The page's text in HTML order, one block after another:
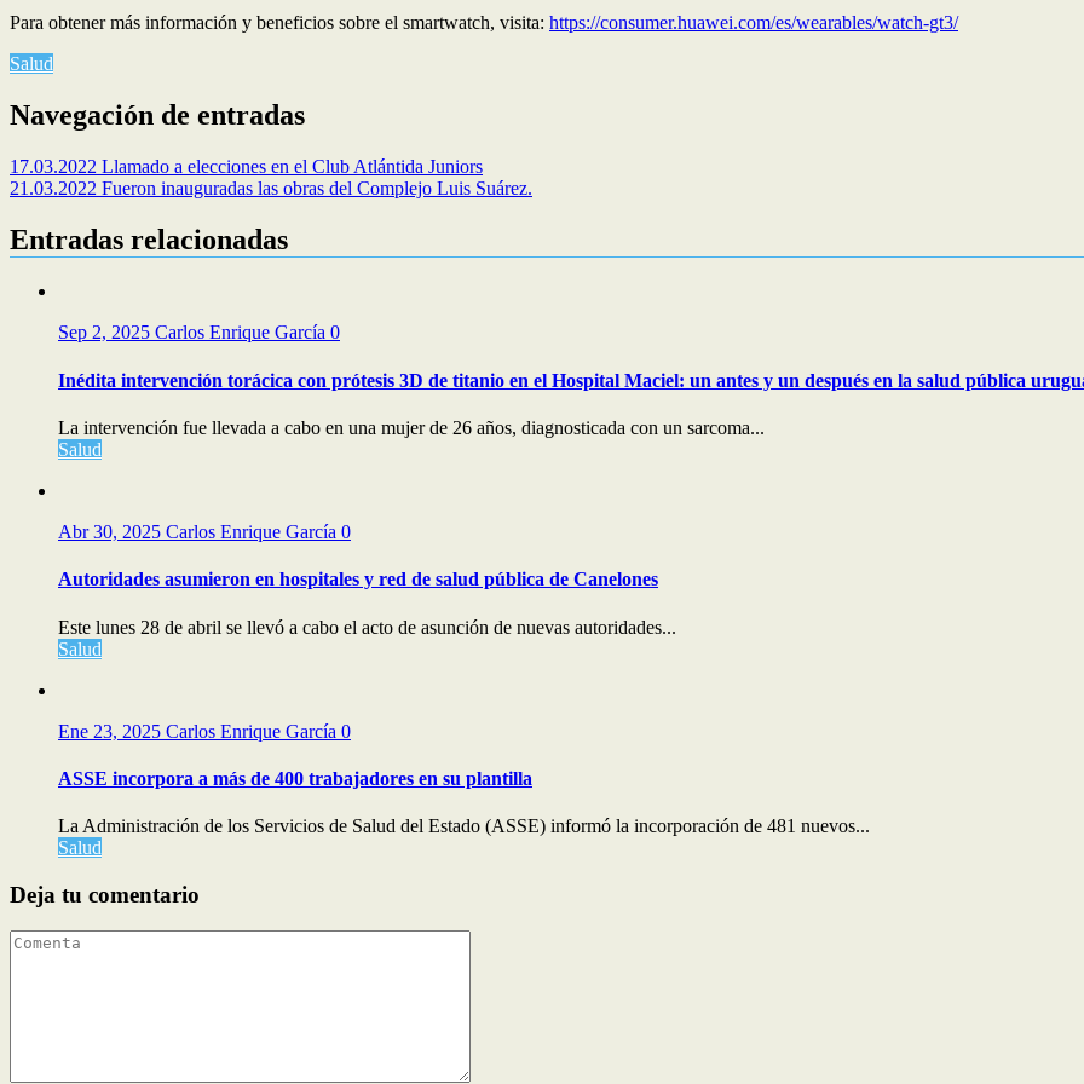
Para obtener más información y beneficios sobre el smartwatch, visita: https://consumer.huawei.com/es/wearables/watch-gt3/
Salud
Navegación de entradas
17.03.2022 Llamado a elecciones en el Club Atlántida Juniors
21.03.2022 Fueron inauguradas las obras del Complejo Luis Suárez.
Entradas relacionadas
Sep 2, 2025 Carlos Enrique García 0
Inédita intervención torácica con prótesis 3D de titanio en el Hospital Maciel: un antes y un después en la salud pública
La intervención fue llevada a cabo en una mujer de 26 años, diagnosticada con un sarcoma...
Salud
Abr 30, 2025 Carlos Enrique García 0
Autoridades asumieron en hospitales y red de salud pública de Canelones
Este lunes 28 de abril se llevó a cabo el acto de asunción de nuevas autoridades...
Salud
Ene 23, 2025 Carlos Enrique García 0
ASSE incorpora a más de 400 trabajadores en su plantilla
La Administración de los Servicios de Salud del Estado (ASSE) informó la incorporación de 481 nuevos...
Salud
Deja tu comentario